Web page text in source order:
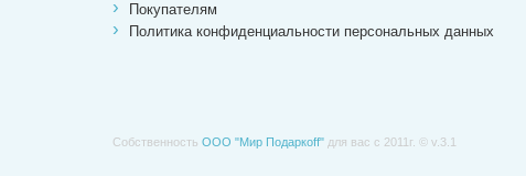
Покупателям
Политика конфиденциальности персональных данных
Собственность ООО "Мир Подаркоff" для вас с 2011г. © v.3.1